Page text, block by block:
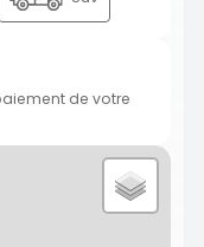
de votre